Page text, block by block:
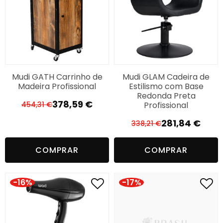
Mudi GATH Carrinho de
Madeira Profissional
454,31€ O
era:
378,59 €
O
é:
COMPRAR
Mudi GLAM Cadeira de
Estilismo com Base
Redonda Preta
Profissional
338,21€ O
preço
original
era:
338,21 €.
281,84 €
O
preço
atual
é:
281,84 €.
COMPRAR
-16% -17%